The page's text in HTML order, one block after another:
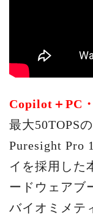
Copilot＋PC
最大50TOPS
Puresight Pro
イを採用した
ードウェアブ
バイオミメテ